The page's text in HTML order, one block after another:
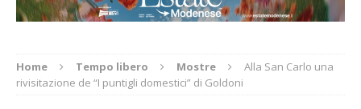
Home Tempo libero Mostre
Alla San Carlo una
rivisitazione de “I puntigli domestici” di Goldoni